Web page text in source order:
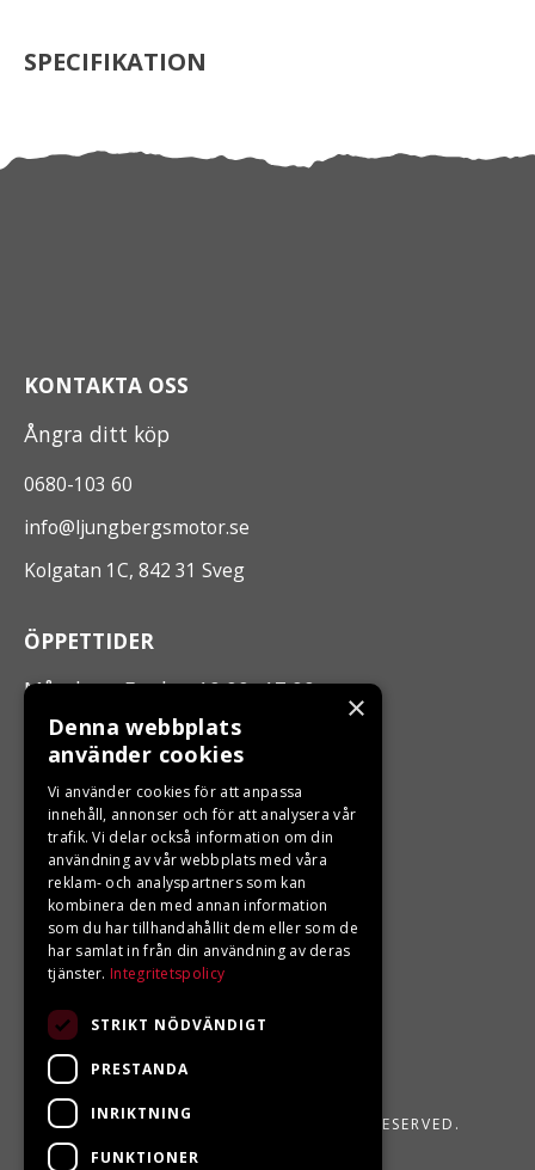
SPECIFIKATION
KONTAKTA OSS
Ångra ditt köp
0680-103 60
info@ljungbergsmotor.se
Kolgatan 1C, 842 31 Sveg
ÖPPETTIDER
Måndag - Fredag 10.00 -17.00
LJUNGBERGS MOTOR
Din BRP återförsäljare i Sveg!
LJUNGBERGS MOTOR 2026. ALL RIGHTS RESERVED.
POWERED BY EMPORI CMS
×
Denna webbplats
använder cookies
Vi använder cookies för att anpassa
innehåll, annonser och för att analysera vår
trafik. Vi delar också information om din
användning av vår webbplats med våra
reklam- och analyspartners som kan
kombinera den med annan information
som du har tillhandahållit dem eller som de
har samlat in från din användning av deras
tjänster. Integritetspolicy
STRIKT NÖDVÄNDIGT
PRESTANDA
INRIKTNING
FUNKTIONER